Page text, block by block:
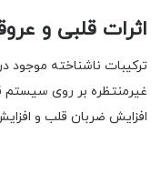
اثرات قلبی و
ترکیبات ناشناخته موجود
غیرمنتظره بر روی سیستم
افزایش ضربان قلب و